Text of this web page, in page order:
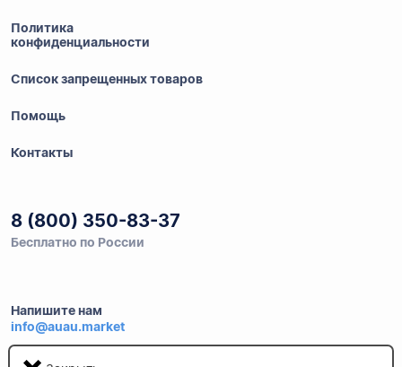
Политика
конфиденциальности
Список запрещенных товаров
Помощь
Контакты
8 (800) 350-83-37
Бесплатно по России
Напишите нам
info@auau.market